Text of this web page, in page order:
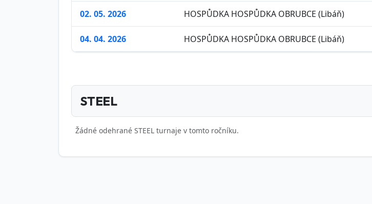
02. 05. 2026 HOSPŮDKA HOSPŮDKA OBRUBCE (Libáň)
04. 04. 2026 HOSPŮDKA HOSPŮDKA OBRUBCE (Libáň)
STEEL
Žádné odehrané STEEL turnaje v tomto ročníku.